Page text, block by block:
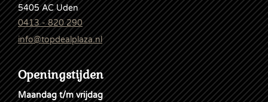
5405 AC Uden
0413 - 820 290
info@topdealplaza.nl
Openingstijden
Maandag t/m vrijdag